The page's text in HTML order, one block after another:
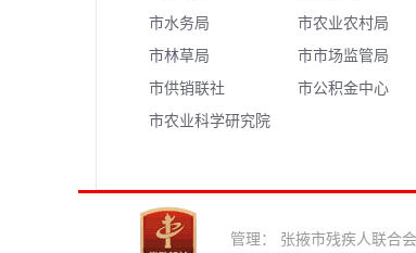
市水务局
市农业农村局
市林草局
市市场监管局
市供销联社
市公积金中心
市农业科学研究院
管理： 张掖市残疾人